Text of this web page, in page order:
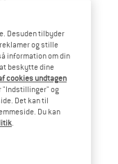
Desuden tilbyder
og stille
information om din
beskytte dine
cookies undtagen
"Indstillinger" og
Det kan til
Du kan
.